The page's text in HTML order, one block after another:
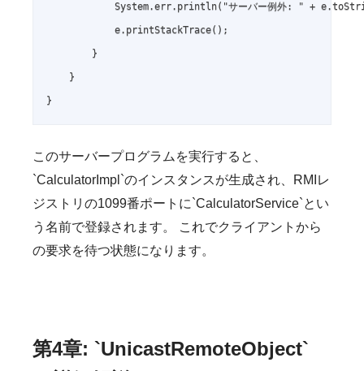
System.err.println("サーバー例外: " +
            e.printStackTrace();
        }
    }
このサーバープログラムを実行すると、
`CalculatorImpl`のインスタンスが生成され、RMIレ
ジストリの1099番ポートに`CalculatorService`とい
う名前で登録されます。 これでクライアントから
の要求を待つ状態になります。
第4章: `UnicastRemoteObject`